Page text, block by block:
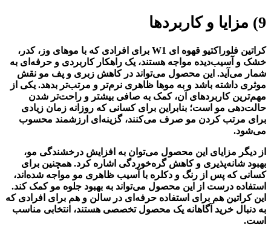
9) مزایا و کاربردها
کراتین فلوراکتیو قهوه ای W1 برای افرادی که با موهای وز، کدر،
خشک و آسیب‌دیده مواجه هستند، یک راهکار کاربردی و حرفه‌ای به
شمار می‌آید. این محصول می‌تواند در کاهش زبری و پف مو نقش
موثری داشته باشد و به موها ظاهری نرم‌تر و مرتب‌تر بدهد. یکی از
مهم‌ترین کاربردهای آن، کمک به صافی بیشتر و راحت‌تر شدن
حالت‌دهی مو است؛ بنابراین برای کسانی که روزانه زمان زیادی
برای مرتب کردن مو صرف می‌کنند، گزینه‌ای ارزشمند محسوب
می‌شود.
از دیگر مزایای این محصول می‌توان به افزایش درخشندگی مو،
بهبود شانه‌پذیری و کاهش گره‌خوردگی اشاره کرد. همچنین برای
کسانی که پس از رنگ و دکلره با آسیب ظاهری مو مواجه شده‌اند،
استفاده درست از این محصول می‌تواند به بهبود جلوه مو کمک کند.
این کراتین هم برای استفاده حرفه‌ای در سالن و هم برای افرادی که
به دنبال خرید آگاهانه یک محصول تخصصی هستند، انتخابی مناسب
است.